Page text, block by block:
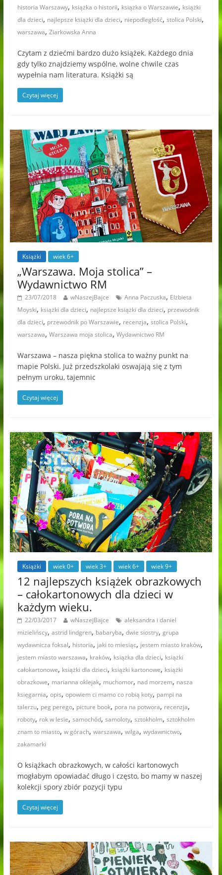
historia Warszawy, książka o historii, książka o Warszawie, książki
dla dzieci, najlepsze książki dla dzieci, niepodległość, stolica Polski,
warszawa, Ziarkowska Anna
Czytam z dziećmi bardzo dużo książek. Każdego dnia
gdy tylko znajdziemy wspólne, wolne chwile czas
wypełnia nam literatura. Książki są
Czytaj więcej
Książki wiek 6+
„Warszawa. Moja stolica” –
Wydawnictwo RM
23/07/2018 wNaszejBajce Anna Paczuska, Elżbieta
Moyski, książki dla dzieci, najlepsze książki dla dzieci, przewodnik
dla dzieci, przewodnik po Warszawie, recenzja, stolica Polski,
warszawa, Warszawa moja stolica, Wydawnictwo RM
Warszawa – nasza piękna stolica to ważny punkt na
mapie Polski. Już przedszkolaki oswajają się z tym
pełnym uroku, tajemnic
Czytaj więcej
Książki wiek 0+ wiek 3+ wiek 6+ wiek 9+
12 najlepszych książek obrazkowych
– całokartonowych dla dzieci w
każdym wieku.
22/03/2017 wNaszejBajce
aleksandra i daniel
mizielińscy, astrid lindgren, babaryba, dwie siostry, grupa
wydawnicza foksal, historia, jaki to miesiąc, jestem miasto kraków,
jestem miasto warszawa, kraków, książka dla dzieci, książki
całokartonowe, książki dla dzieci, książki kartonowe, książki
obrazkowe, marianna oklejak, muchomor, nad morzem, nasza
księgarnia, opis, opowiem ci mamo co robią koty, pampi na
talerzu, peg perego, picture book, pora na potwora, recenzja,
roboty, rok w lesie, samochód, samoloty, sztokholm, sztokholm
znam to miasto, w górach, warszawa, wilga, wydawnictwo,
zakamarki
O książkach obrazkowych, w całości kartonowych
mogłabym opowiadać długo i często, bo mamy w naszej
kolekcji spory zbiór pozycji typu
Czytaj więcej